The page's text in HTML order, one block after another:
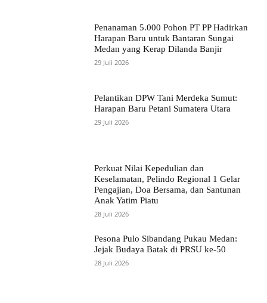
Penanaman 5.000 Pohon PT PP Hadirkan
Harapan Baru untuk Bantaran Sungai
Medan yang Kerap Dilanda Banjir
29 Juli 2026
Pelantikan DPW Tani Merdeka Sumut:
Harapan Baru Petani Sumatera Utara
29 Juli 2026
Perkuat Nilai Kepedulian dan
Keselamatan, Pelindo Regional 1 Gelar
Pengajian, Doa Bersama, dan Santunan
Anak Yatim Piatu
28 Juli 2026
Pesona Pulo Sibandang Pukau Medan:
Jejak Budaya Batak di PRSU ke-50
28 Juli 2026